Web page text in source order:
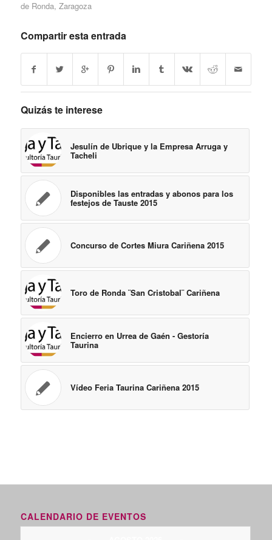
de Ronda, Zaragoza
Compartir esta entrada
Quizás te interese
Jesulín de Ubrique y la Empresa Arruga y
Tacheli
Disponibles las entradas y abonos para los
festejos de Tauste 2015
Concurso de Cortes Miura Cariñena 2015
Toro de Ronda ¨San Cristobal¨ Cariñena
Encierro en Urrea de Gaén - Gestoría
Taurina
Vídeo Feria Taurina Cariñena 2015
CALENDARIO DE EVENTOS